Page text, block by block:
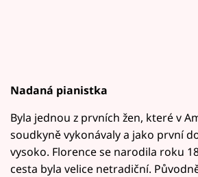
Nadaná pianistka
Byla jednou z prvních žen, které v
soudkyně vykonávaly a jako první
vysoko. Florence se narodila roku
cesta byla velice netradiční.